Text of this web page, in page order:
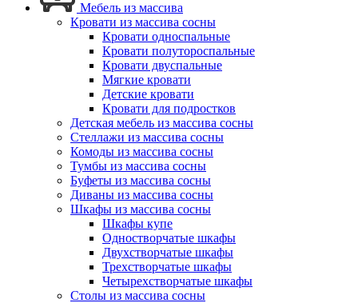
Мебель из массива
Кровати из массива сосны
Кровати односпальные
Кровати полутороспальные
Кровати двуспальные
Мягкие кровати
Детские кровати
Кровати для подростков
Детская мебель из массива сосны
Стеллажи из массива сосны
Комоды из массива сосны
Тумбы из массива сосны
Буфеты из массива сосны
Диваны из массива сосны
Шкафы из массива сосны
Шкафы купе
Одностворчатые шкафы
Двухстворчатые шкафы
Трехстворчатые шкафы
Четырехстворчатые шкафы
Столы из массива сосны